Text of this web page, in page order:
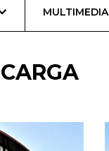
MULTIMEDIA